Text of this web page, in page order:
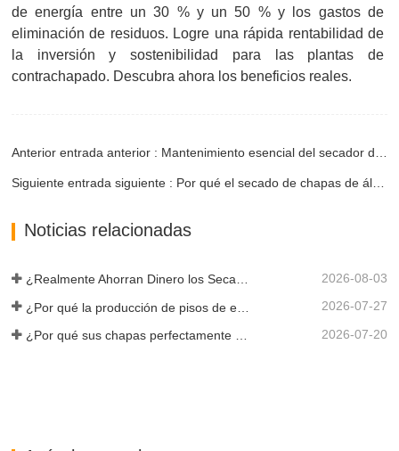
de energía entre un 30 % y un 50 % y los gastos de
eliminación de residuos. Logre una rápida rentabilidad de
la inversión y sostenibilidad para las plantas de
contrachapado. Descubra ahora los beneficios reales.
Noticias relacionadas
¿Realmente Ahorran Dinero los Secadores de Chapa Más Grandes? 2026-08-03
2026-07-27
2026-07-20